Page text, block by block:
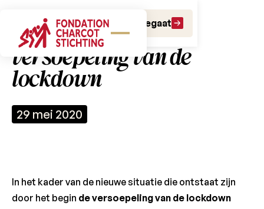
Doe een gift Doe een legaat
MS-patiënten en de
versoepeling van de
lockdown
29 mei 2020
In het kader van de nieuwe situatie die ontstaat zijn
door het begin de versoepeling van de lockdown